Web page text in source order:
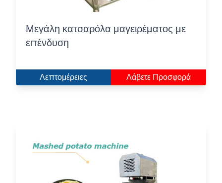
Μεγάλη κατσαρόλα μαγειρέματος με
επένδυση
Λεπτομέρειες Λάβετε Προσφορά